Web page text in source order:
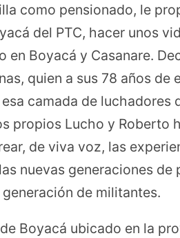
como pensionado, le
del PTC, hacer unos
Boyacá y Casanare.
quien a sus 78 años de
camada de luchadores
propios Lucho y Roberto
de viva voz, las
nuevas generaciones de
de militantes.
Boyacá ubicado en la